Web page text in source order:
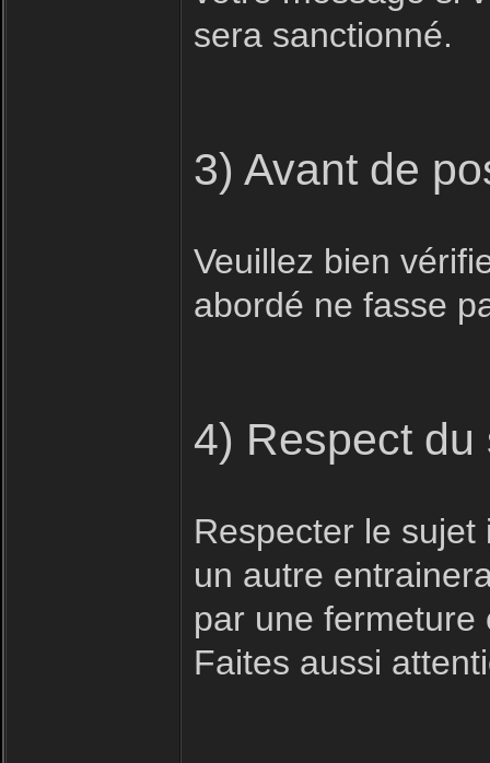
sera sanctionné.
3) Avant de
Veuillez bien
abordé ne fasse
4) Respect
Respecter le sujet
un autre
par une
Faites aussi